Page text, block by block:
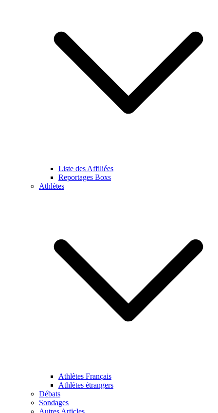
Liste des Affiliées
Reportages Boxs
Athlètes
Athlètes Français
Athlètes étrangers
Débats
Sondages
Autres Articles